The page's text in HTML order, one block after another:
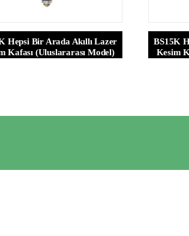
Hepsi Bir Arada Akıllı Lazer
Kafası (Uluslararası Model)
BS15K
Kesim